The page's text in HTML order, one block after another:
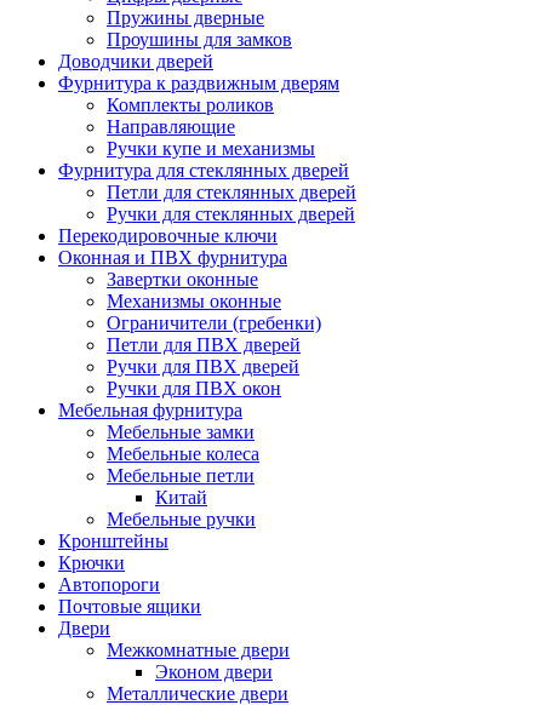
Пружины дверные
Проушины для замков
Доводчики дверей
Фурнитура к раздвижным дверям
Комплекты роликов
Направляющие
Ручки купе и механизмы
Фурнитура для стеклянных дверей
Петли для стеклянных дверей
Ручки для стеклянных дверей
Перекодировочные ключи
Оконная и ПВХ фурнитура
Завертки оконные
Механизмы оконные
Ограничители (гребенки)
Петли для ПВХ дверей
Ручки для ПВХ дверей
Ручки для ПВХ окон
Мебельная фурнитура
Мебельные замки
Мебельные колеса
Мебельные петли
Китай
Мебельные ручки
Кронштейны
Крючки
Автопороги
Почтовые ящики
Двери
Межкомнатные двери
Эконом двери
Металлические двери